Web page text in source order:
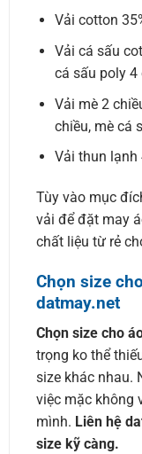
Vải cotton
Vải cá sấu
cá sấu poly 4
Vải mè 2
chiều, mè cá
Vải thun lạnh
Tùy vào mục
vải để đặt may
chất liệu từ rẻ
Chọn size
datmay.net
Chọn size cho
trọng ko thể
size khác nhau.
việc mặc không
mình. Liên hệ
size kỹ càng.